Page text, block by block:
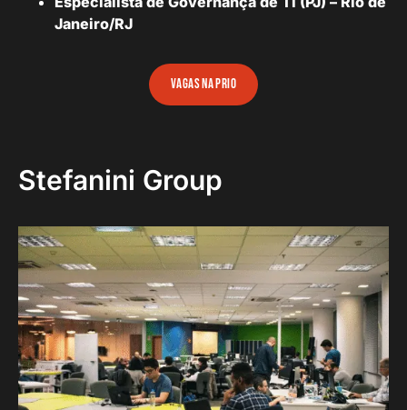
Janeiro/RJ
vagas na prio
Stefanini Group